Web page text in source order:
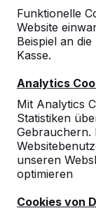
Funktionelle
Website
Beispiel an
Kasse.
Analytics
Mit Analytics
Statistiken
Gebrauchern.
unseren
optimieren
Cookies von
10
10
10